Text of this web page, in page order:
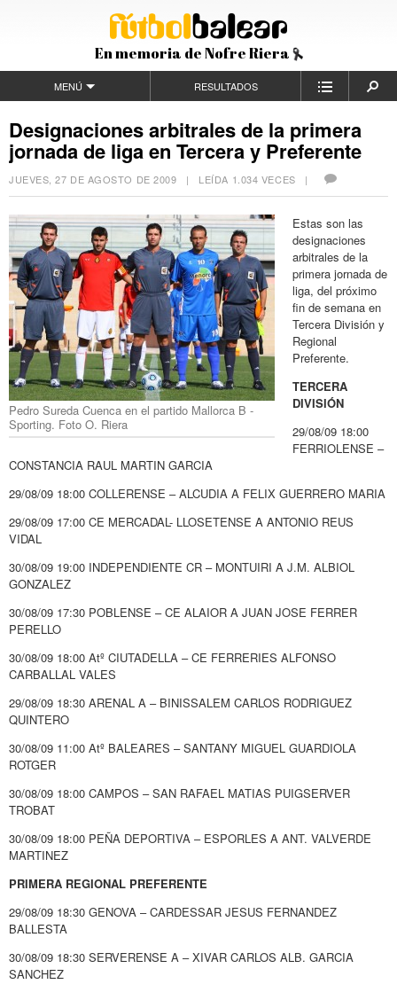
En memoria de Nofre Riera
MENÚ RESULTADOS
Designaciones arbitrales de la primera
jornada de liga en Tercera y Preferente
JUEVES, 27 DE AGOSTO DE 2009 | LEÍDA 1.034 VECES |
Pedro Sureda Cuenca en el partido Mallorca B -
Sporting. Foto O. Riera
Estas son las
designaciones
arbitrales de la
primera jornada de
liga, del próximo
fin de semana en
Tercera División y
Regional
Preferente.
TERCERA
DIVISIÓN
29/08/09 18:00
FERRIOLENSE –
CONSTANCIA RAUL MARTIN GARCIA
29/08/09 18:00 COLLERENSE – ALCUDIA A FELIX GUERRERO MARIA
29/08/09 17:00 CE MERCADAL- LLOSETENSE A ANTONIO REUS
VIDAL
30/08/09 19:00 INDEPENDIENTE CR – MONTUIRI A J.M. ALBIOL
GONZALEZ
30/08/09 17:30 POBLENSE – CE ALAIOR A JUAN JOSE FERRER
PERELLO
30/08/09 18:00 Atº CIUTADELLA – CE FERRERIES ALFONSO
CARBALLAL VALES
29/08/09 18:30 ARENAL A – BINISSALEM CARLOS RODRIGUEZ
QUINTERO
30/08/09 11:00 Atº BALEARES – SANTANY MIGUEL GUARDIOLA
ROTGER
30/08/09 18:00 CAMPOS – SAN RAFAEL MATIAS PUIGSERVER
TROBAT
30/08/09 18:00 PEÑA DEPORTIVA – ESPORLES A ANT. VALVERDE
MARTINEZ
PRIMERA REGIONAL PREFERENTE
29/08/09 18:30 GENOVA – CARDESSAR JESUS FERNANDEZ
BALLESTA
30/08/09 18:30 SERVERENSE A – XIVAR CARLOS ALB. GARCIA
SANCHEZ